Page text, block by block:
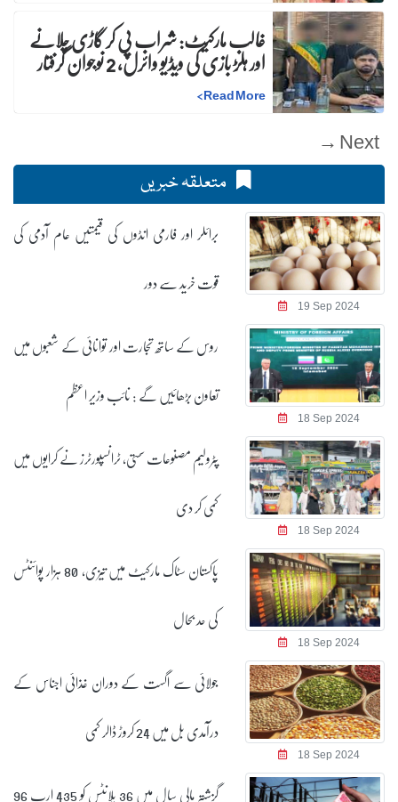
غالب مارکیٹ: شراب پی کر گاڑی چلانے
اور ہلڑ بازی کی ویڈیو وائرل، 2 نوجوان گرفتار
Read More
>
Next →
متعلقہ خبریں
19 Sep 2024
برائلر اور فارمی انڈوں کی قیمتیں عام آدمی کی
قوت خرید سے دور
18 Sep 2024
روس کے ساتھ تجارت اور توانائی کے شعبوں میں
تعاون بڑھائیں گے : نائب وزیر اعظم
18 Sep 2024
پٹرولیم مصنوعات سستی، ٹرانسپورٹرز نے کرایوں میں
کمی کر دی
18 Sep 2024
پاکستان سٹاک مارکیٹ میں تیزی، 80 ہزار پوائنٹس
کی حد بحال
18 Sep 2024
جولائی سے اگست کے دوران غذائی اجناس کے
درآمدی بل میں 24 کروڑ ڈالر کمی
گزشتہ مالی سال میں 36 پلانٹس کو 435 ارب 96